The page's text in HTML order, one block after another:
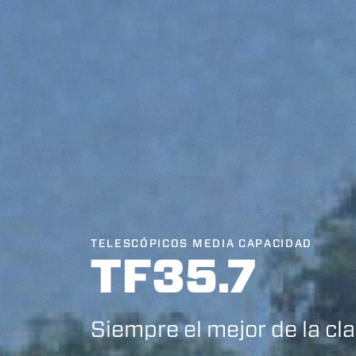
TELESCÓPICOS MEDIA CAPACIDAD
TF35.7
Siempre el mejor de la